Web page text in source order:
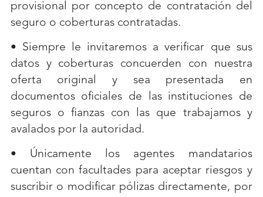
provisional por concepto de contratación del
seguro o coberturas contratadas.
• Siempre le invitaremos a verificar que sus
datos y coberturas concuerden con nuestra
oferta original y sea presentada en
documentos oficiales de las instituciones de
seguros o fianzas con las que trabajamos y
avalados por la autoridad.
• Únicamente los agentes mandatarios
cuentan con facultades para aceptar riesgos y
suscribir o modificar pólizas directamente, por